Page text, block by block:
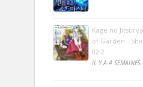
Kage no
of Garden -
02.2
IL Y A 4 SEMAINES